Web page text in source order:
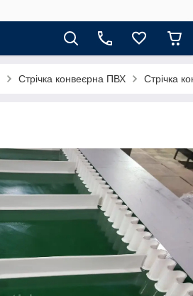
Стрічка конвеєрна ПВХ Стрічка